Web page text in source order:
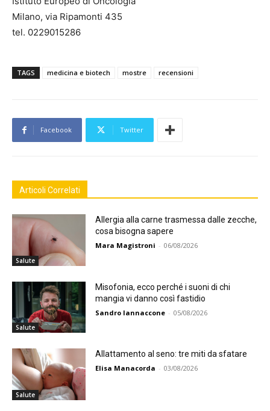
Milano, via Ripamonti 435
tel. 0229015286
TAGS medicina e biotech mostre recensioni
Facebook Twitter
Articoli Correlati
Salute
Allergia alla carne trasmessa dalle zecche,
cosa bisogna sapere
Mara Magistroni - 06/08/2026
Salute
Misofonia, ecco perché i suoni di chi
mangia vi danno così fastidio
Sandro Iannaccone - 05/08/2026
Salute
Allattamento al seno: tre miti da sfatare
Elisa Manacorda - 03/08/2026